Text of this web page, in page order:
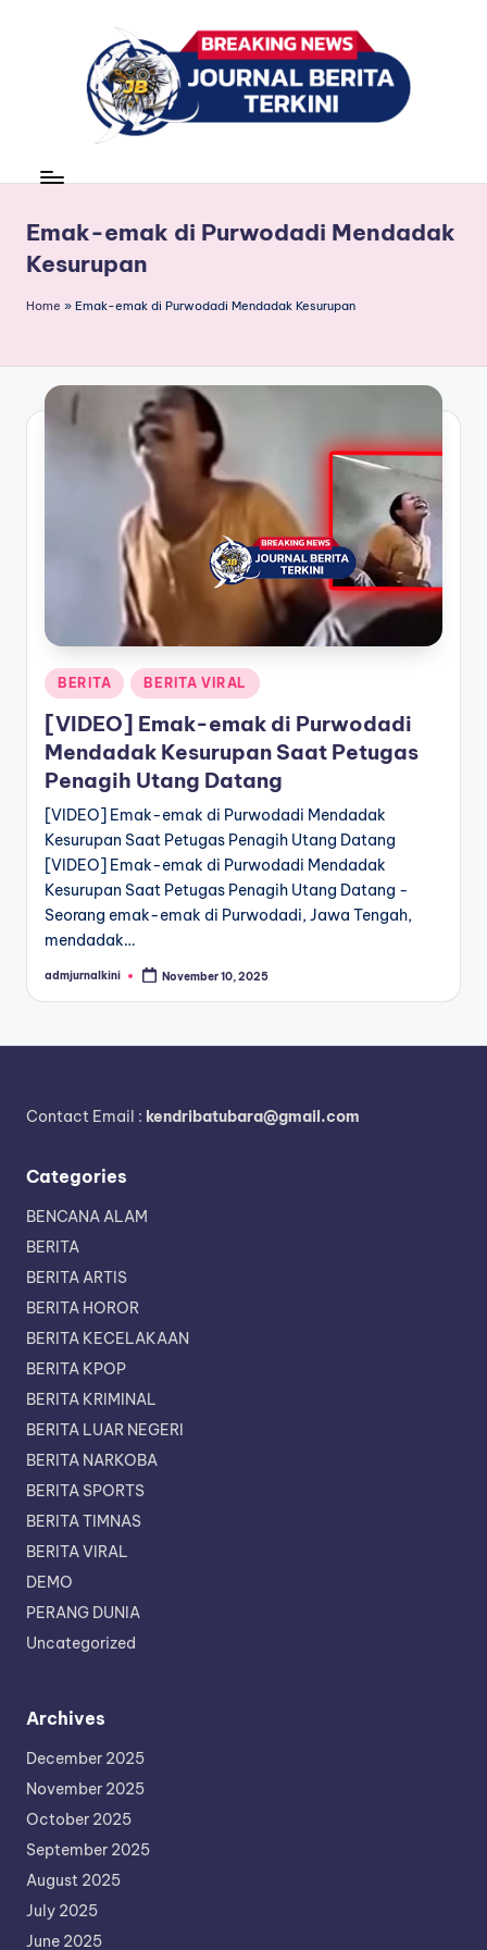
r
n
a
B
e
r
k
n
news
Emak-emak di Purwodadi Mendadak
Kesurupan
Home » Emak-emak di Purwodadi Mendadak Kesurupan
Posted
in
BERITA BERITA VIRAL
[VIDEO] Emak-emak di Purwodadi
Mendadak Kesurupan Saat Petugas
Penagih Utang Datang
[VIDEO] Emak-emak di Purwodadi Mendadak
Kesurupan Saat Petugas Penagih Utang Datang
[VIDEO] Emak-emak di Purwodadi Mendadak
Kesurupan Saat Petugas Penagih Utang Datang -
Seorang emak-emak di Purwodadi, Jawa Tengah,
mendadak…
Posted
admjurnalkini November 10, 2025
Contact Email : kendribatubara@gmail.com
Categories
BENCANA ALAM
BERITA
BERITA ARTIS
BERITA HOROR
BERITA KECELAKAAN
BERITA KPOP
BERITA KRIMINAL
BERITA LUAR NEGERI
BERITA NARKOBA
BERITA SPORTS
BERITA TIMNAS
BERITA VIRAL
DEMO
PERANG DUNIA
Uncategorized
Archives
December 2025
November 2025
October 2025
September 2025
August 2025
July 2025
June 2025